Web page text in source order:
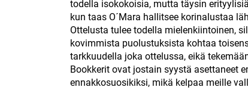
todella isokokoisia, mutta täysin
kun taas O´Mara hallitsee korinalustaa
Ottelusta tulee todella mielenkiintoinen,
kovimmista puolustuksista kohtaa
tarkkuudella joka ottelussa, eikä
Bookkerit ovat jostain syystä asettaneet
ennakkosuosikiksi, mikä kelpaa meille